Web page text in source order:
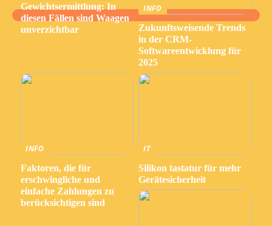
Gewichtsermittlung: In
diesen Fällen sind Waagen
unverzichtbar
INFO
Zukunftsweisende Trends
in der CRM-
Softwareentwicklung für
2025
INFO
Faktoren, die für
erschwingliche und
einfache Zahlungen zu
berücksichtigen sind
IT
Silikon tastatur für mehr
Gerätesicherheit